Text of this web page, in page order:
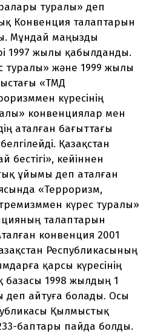
туралы» деп
Конвенция талаптарын
Мұндай маңызды
1997 жылы қабылданды.
туралы» және 1999 жылы
«ТМД
күресінің
конвенциялар мен
аталған бағыттағы
Қазақстан
бестігі», кейіннен
ұйымы деп аталған
«Терроризм,
күрес туралы»
талаптарын
конвенция 2001
Республикасының
қарсы күресінің
базасы 1998 жылдың 1
деп айтуға болады. Осы
Қылмыстық
баптары пайда болды.